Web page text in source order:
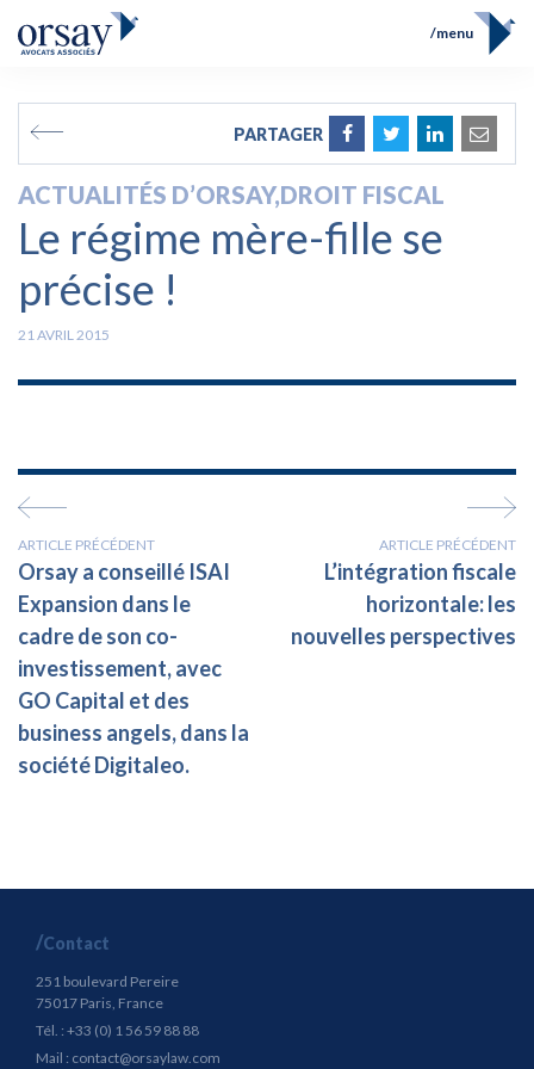
FR
menu
Compétences
Prix et Distinctions
Opérations
Actualités
Contact
PARTAGER
ACTUALITÉS D’ORSAY,DROIT FISCAL
Le régime mère-fille se
précise !
21 AVRIL 2015
ARTICLE PRÉCÉDENT
Orsay a conseillé ISAI
Expansion dans le
cadre de son co-
investissement, avec
GO Capital et des
business angels, dans la
société Digitaleo.
ARTICLE PRÉCÉDENT
L’intégration fiscale
horizontale: les
nouvelles perspectives
Contact
251 boulevard Pereire
75017 Paris, France
Tél. : +33 (0) 1 56 59 88 88
Mail : contact@orsaylaw.com